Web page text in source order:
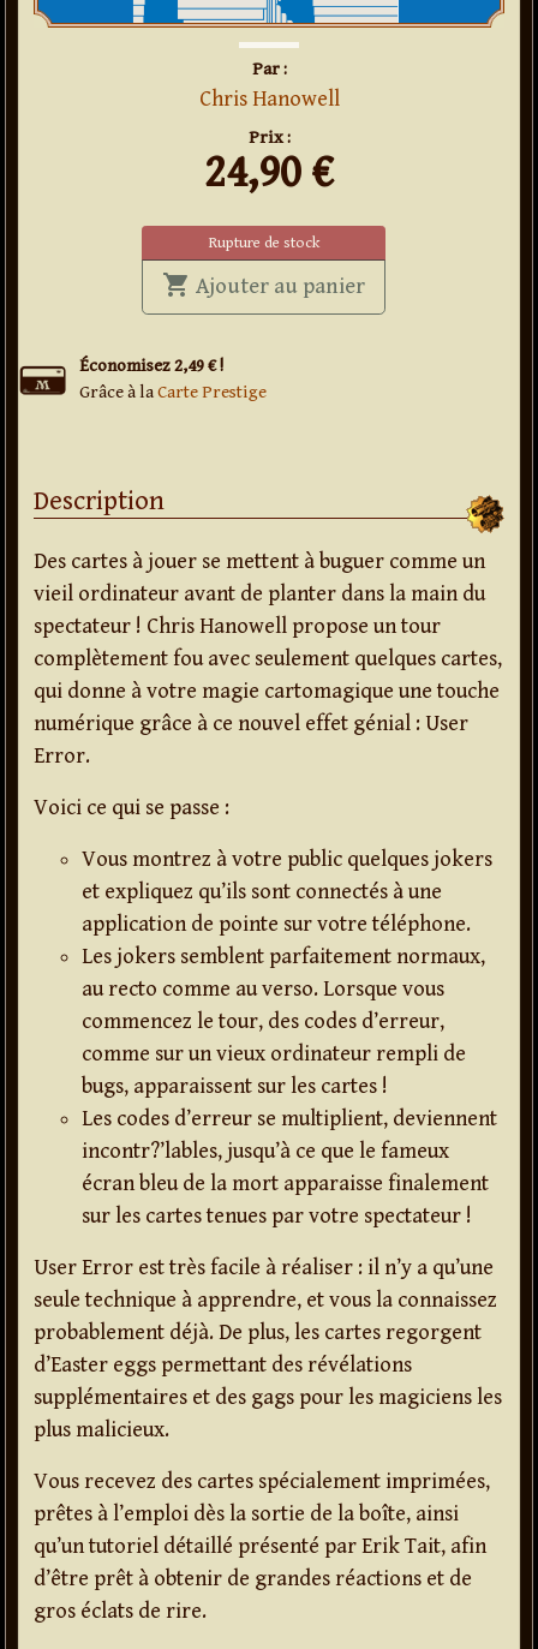
Par :
Chris Hanowell
Prix :
24,90 €
Économisez 2,49 € !
Grâce à laCarte Prestige
Rupture de stock
shopping_cart Ajouter au panier' . User Error . '
Description
Des cartes à jouer se mettent à buguer comme un
vieil ordinateur avant de planter dans la main du
spectateur ! Chris Hanowell propose un tour
complètement fou avec seulement quelques cartes,
qui donne à votre magie cartomagique une touche
numérique grâce à ce nouvel effet génial : User
Error.
Voici ce qui se passe :
Vous montrez à votre public quelques jokers
et expliquez qu’ils sont connectés à une
application de pointe sur votre téléphone.
Les jokers semblent parfaitement normaux,
au recto comme au verso. Lorsque vous
commencez le tour, des codes d’erreur,
comme sur un vieux ordinateur rempli de
bugs, apparaissent sur les cartes !
Les codes d’erreur se multiplient, deviennent
incontr?’lables, jusqu’à ce que le fameux
écran bleu de la mort apparaisse finalement
sur les cartes tenues par votre spectateur !
User Error est très facile à réaliser : il n’y a qu’une
seule technique à apprendre, et vous la connaissez
probablement déjà. De plus, les cartes regorgent
d’Easter eggs permettant des révélations
supplémentaires et des gags pour les magiciens les
plus malicieux.
Vous recevez des cartes spécialement imprimées,
prêtes à l’emploi dès la sortie de la boîte, ainsi
qu’un tutoriel détaillé présenté par Erik Tait, afin
d’être prêt à obtenir de grandes réactions et de
gros éclats de rire.